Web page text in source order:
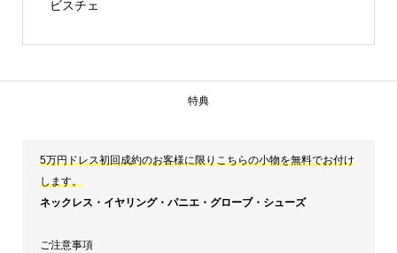
ビスチェ
特典
5万円ドレス初回成約のお客様に限りこちらの小物を無料でお付け
します。
ネックレス・イヤリング・パニエ・グローブ・シューズ
ご注意事項